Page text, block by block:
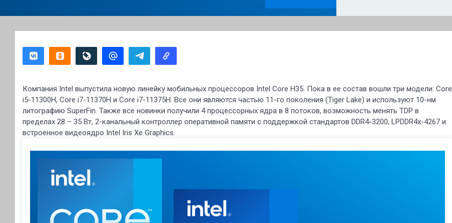
Компания Intel выпустила новую линейку мобильных процессоров Intel Core H35. Пока в ее состав вошли три модели: Core
i5-11300H, Core i7-11370H и Core i7-11375H. Все они являются частью 11-го поколения (Tiger Lake) и используют 10-нм
литографию SuperFin. Также все новинки получили 4 процессорных ядра в 8 потоков, возможность менять TDP в
пределах 28 – 35 Вт, 2-канальный контроллер оперативной памяти с поддержкой стандартов DDR4-3200, LPDDR4x-4267 и
встроенное видеоядро Intel Iris Xe Graphics.